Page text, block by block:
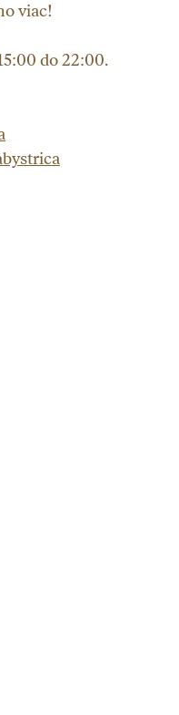
viac!
do 22:00.